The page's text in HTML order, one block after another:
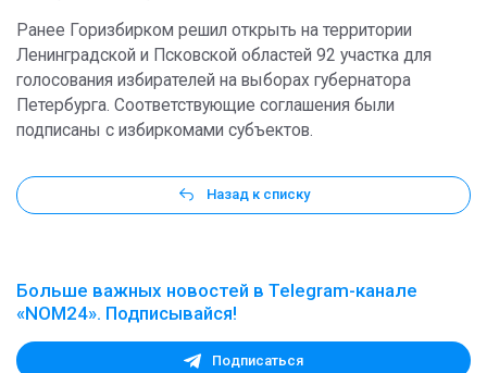
Ранее Горизбирком решил открыть на территории
Ленинградской и Псковской областей 92 участка для
голосования избирателей на выборах губернатора
Петербурга. Соответствующие соглашения были
подписаны с избиркомами субъектов.
Назад к списку
Больше важных новостей в Telegram-канале
«NOM24». Подписывайся!
Подписаться